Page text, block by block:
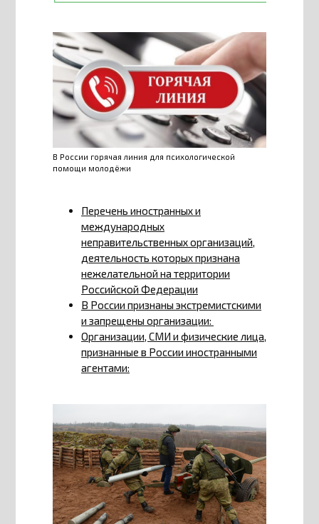
В России горячая линия для психологической
помощи молодёжи
Перечень иностранных и
международных
неправительственных организаций,
деятельность которых признана
нежелательной на территории
Российской Федерации
В России признаны экстремистскими
и запрещены организации:
Организации, СМИ и физические лица,
признанные в России иностранными
агентами: